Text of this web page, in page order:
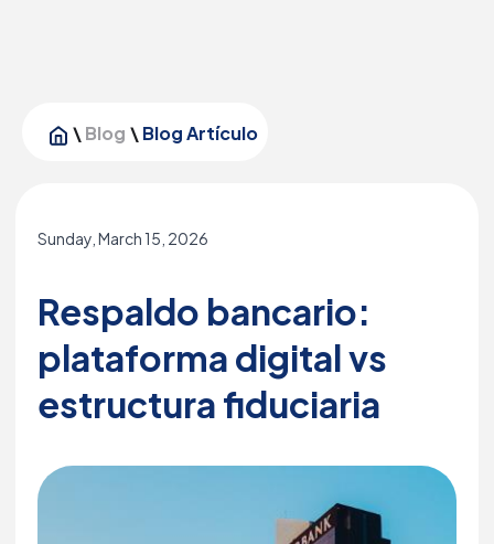
\ Blog \ Blog Artículo
Sunday, March 15, 2026
Respaldo bancario:
plataforma digital vs
estructura fiduciaria